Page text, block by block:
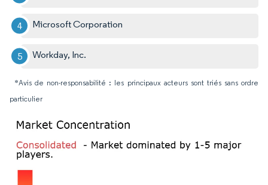
Microsoft Corporation
Workday, Inc.
*Avis de non-responsabilité : les principaux acteurs sont triés sans ordre
particulier